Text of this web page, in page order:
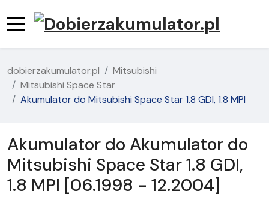
dobierzakumulator.pl
Mitsubishi
Mitsubishi Space Star
Akumulator do Mitsubishi Space Star 1.8 GDI, 1.8 MPI
Akumulator do Akumulator do
Mitsubishi Space Star 1.8 GDI,
1.8 MPI [06.1998 - 12.2004]